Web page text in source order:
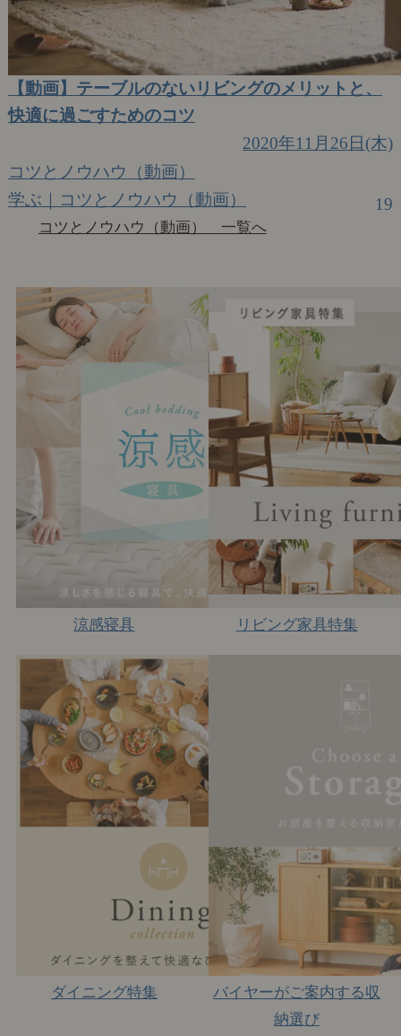
【動画】テーブルのないリビングのメリットと、
快適に過ごすためのコツ
2020年11月26日(木)
コツとノウハウ（動画）
学ぶ｜コツとノウハウ（動画）
19
コツとノウハウ（動画） 一覧へ
涼感寝具 リビング家具特集
ダイニング特集
バイヤーがご案内する収
納選び